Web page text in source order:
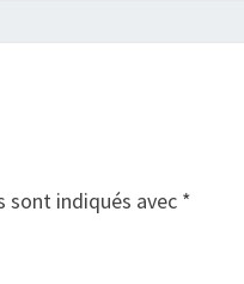
sont indiqués avec *